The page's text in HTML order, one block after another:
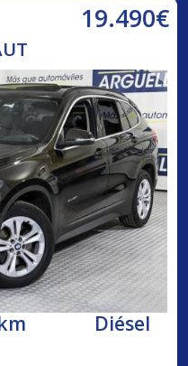
19.490€
Diésel